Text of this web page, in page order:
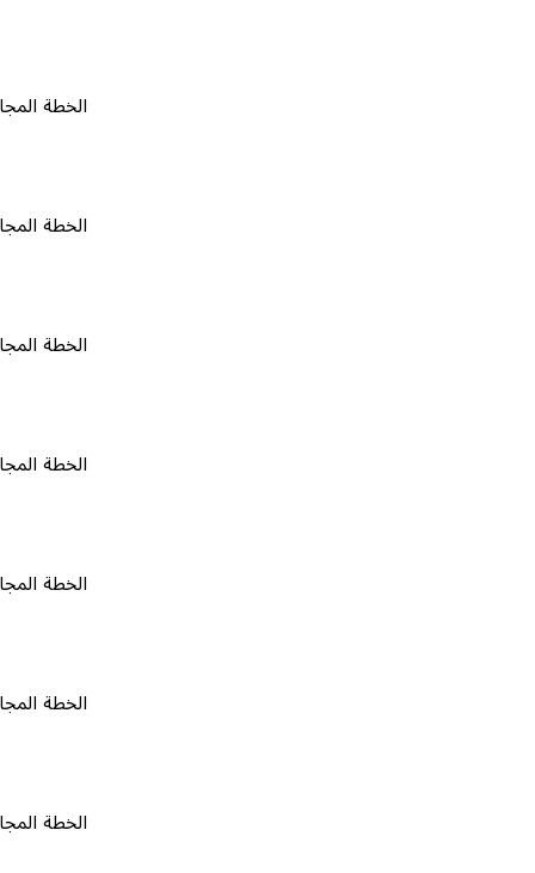
الخطة المجانية ٠
الخطة المجانية ٠
الخطة المجانية ٠
الخطة المجانية ٠
الخطة المجانية ٠
الخطة المجانية ٠
الخطة المجانية ٠